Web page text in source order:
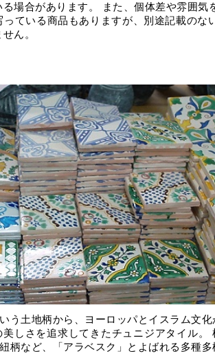
る場合があります。 また、個体差や雰囲気
っている商品もありますが、別途記載のな
ん。
う土地柄から、ヨーロッパとイスラム文
美しさを追求してきたチュニジアタイル。
柄など、「アラベスク」とよばれる多種